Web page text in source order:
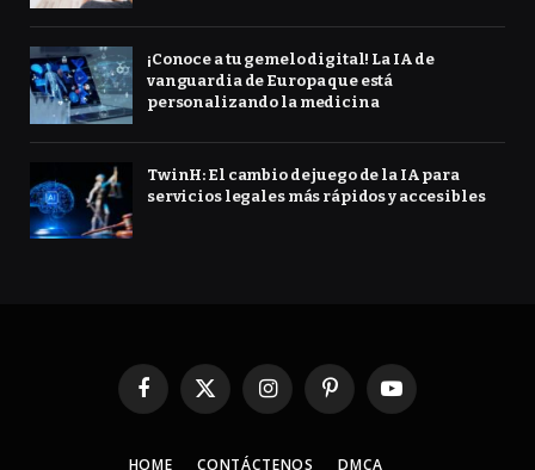
¡Conoce a tu gemelo digital! La IA de
vanguardia de Europa que está
personalizando la medicina
TwinH: El cambio de juego de la IA para
servicios legales más rápidos y accesibles
Facebook
X
InstagramPinterestYouTube
HOME CONTÁCTENOS DMCA